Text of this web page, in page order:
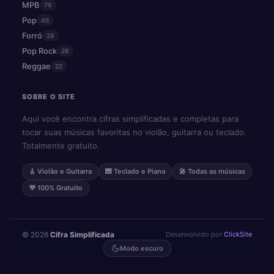
MPB 76
Pop 45
Forró 28
Pop Rock 26
Reggae 22
SOBRE O SITE
Aqui você encontra cifras simplificadas e completas para
tocar suas músicas favoritas no violão, guitarra ou teclado.
Totalmente gratuito.
🎸 Violão e Guitarra 🎹 Teclado e Piano
🎤 Todas as músicas
💜 100% Gratuito
© 2026 Cifra Simplificada· Desenvolvido por ClickSite
Modo escuro